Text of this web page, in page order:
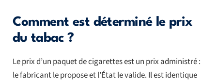
Comment est déterminé le prix
du tabac ?
Le prix d’un paquet de cigarettes est un prix administré :
le fabricant le propose et l’État le valide. Il est identique